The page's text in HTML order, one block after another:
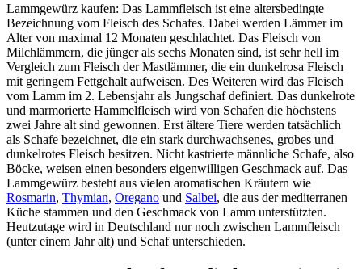
Lammgewürz kaufen: Das Lammfleisch ist eine altersbedingte
Bezeichnung vom Fleisch des Schafes. Dabei werden Lämmer im
Alter von maximal 12 Monaten geschlachtet. Das Fleisch von
Milchlämmern, die jünger als sechs Monaten sind, ist sehr hell im
Vergleich zum Fleisch der Mastlämmer, die ein dunkelrosa Fleisch
mit geringem Fettgehalt aufweisen. Des Weiteren wird das Fleisch
vom Lamm im 2. Lebensjahr als Jungschaf definiert. Das dunkelrote
und marmorierte Hammelfleisch wird von Schafen die höchstens
zwei Jahre alt sind gewonnen. Erst ältere Tiere werden tatsächlich
als Schafe bezeichnet, die ein stark durchwachsenes, grobes und
dunkelrotes Fleisch besitzen. Nicht kastrierte männliche Schafe, also
Böcke, weisen einen besonders eigenwilligen Geschmack auf. Das
Lammgewürz besteht aus vielen aromatischen Kräutern wie
Rosmarin, Thymian, Oregano und Salbei, die aus der mediterranen
Küche stammen und den Geschmack von Lamm unterstützten.
Heutzutage wird in Deutschland nur noch zwischen Lammfleisch
(unter einem Jahr alt) und Schaf unterschieden.